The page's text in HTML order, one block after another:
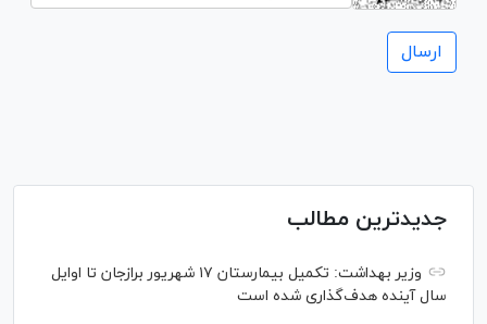
جدیدترین مطالب
وزیر بهداشت: تکمیل بیمارستان ۱۷ شهریور برازجان تا اوایل
سال آینده هدف‌گذاری شده است